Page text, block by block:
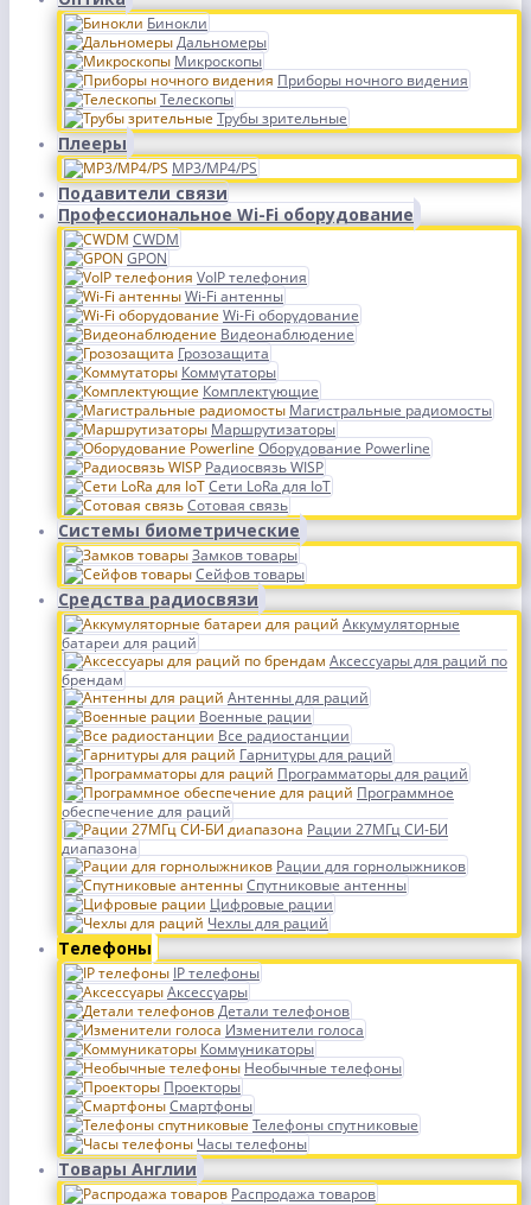
Бинокли
Дальномеры
Микроскопы
Приборы ночного видения
Телескопы
Трубы зрительные
Плееры
MP3/MP4/PS
Подавители связи
Профессиональное Wi-Fi оборудование
CWDM
GPON
VoIP телефония
Wi-Fi антенны
Wi-Fi оборудование
Видеонаблюдение
Грозозащита
Коммутаторы
Комплектующие
Магистральные радиомосты
Маршрутизаторы
Оборудование Powerline
Радиосвязь WISP
Сети LoRa для IoT
Сотовая связь
Системы биометрические
Замков товары
Сейфов товары
Средства радиосвязи
Аккумуляторные
батареи для раций
Аксессуары для раций по
брендам
Антенны для раций
Военные рации
Все радиостанции
Гарнитуры для раций
Программаторы для раций
Программное
обеспечение для раций
Рации 27МГц СИ-БИ
диапазона
Рации для горнолыжников
Спутниковые антенны
Цифровые рации
Чехлы для раций
Телефоны
IP телефоны
Аксессуары
Детали телефонов
Изменители голоса
Коммуникаторы
Необычные телефоны
Проекторы
Смартфоны
Телефоны спутниковые
Часы телефоны
Товары Англии
Распродажа товаров